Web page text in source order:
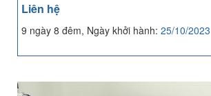
Liên hệ
9 ngày 8 đêm, Ngày khởi hành: 25/10/2023